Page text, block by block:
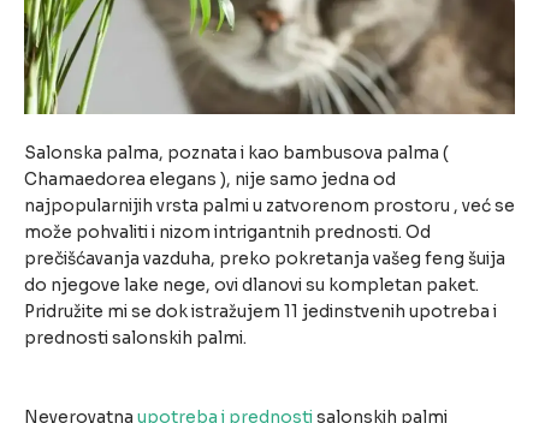
Salonska palma, poznata i kao bambusova palma (
Chamaedorea elegans ), nije samo jedna od
najpopularnijih vrsta palmi u zatvorenom prostoru , već se
može pohvaliti i nizom intrigantnih prednosti. Od
prečišćavanja vazduha, preko pokretanja vašeg feng šuija
do njegove lake nege, ovi dlanovi su kompletan paket.
Pridružite mi se dok istražujem 11 jedinstvenih upotreba i
prednosti salonskih palmi.
Neverovatna upotreba i prednostisalonskih palmi